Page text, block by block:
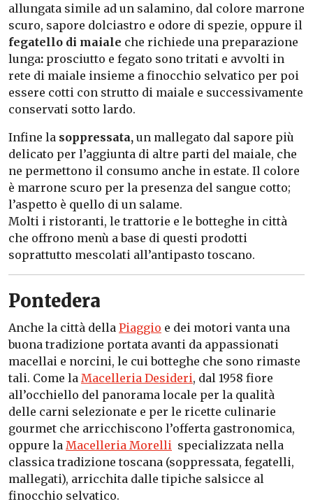
allungata simile ad un salamino, dal colore marrone
scuro, sapore dolciastro e odore di spezie, oppure il
fegatello di maiale che richiede una preparazione
lunga: prosciutto e fegato sono tritati e avvolti in
rete di maiale insieme a finocchio selvatico per poi
essere cotti con strutto di maiale e successivamente
conservati sotto lardo.
Infine la soppressata, un mallegato dal sapore più
delicato per l’aggiunta di altre parti del maiale, che
ne permettono il consumo anche in estate. Il colore
è marrone scuro per la presenza del sangue cotto;
l’aspetto è quello di un salame.
Molti i ristoranti, le trattorie e le botteghe in città
che offrono menù a base di questi prodotti
soprattutto mescolati all’antipasto toscano.
Pontedera
Anche la città della Piaggio e dei motori vanta una
buona tradizione portata avanti da appassionati
macellai e norcini, le cui botteghe che sono rimaste
tali. Come la Macelleria Desideri, dal 1958 fiore
all’occhiello del panorama locale per la qualità
delle carni selezionate e per le ricette culinarie
gourmet che arricchiscono l’offerta gastronomica,
oppure la Macelleria Morelli specializzata nella
classica tradizione toscana (soppressata, fegatelli,
mallegati), arricchita dalle tipiche salsicce al
finocchio selvatico.